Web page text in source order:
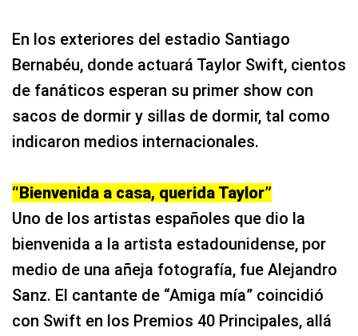
En los exteriores del estadio Santiago
Bernabéu, donde actuará Taylor Swift, cientos
de fanáticos esperan su primer show con
sacos de dormir y sillas de dormir, tal como
indicaron medios internacionales.
“Bienvenida a casa, querida Taylor”
Uno de los artistas españoles que dio la
bienvenida a la artista estadounidense, por
medio de una añeja fotografía, fue Alejandro
Sanz. El cantante de “Amiga mía” coincidió
con Swift en los Premios 40 Principales, allá